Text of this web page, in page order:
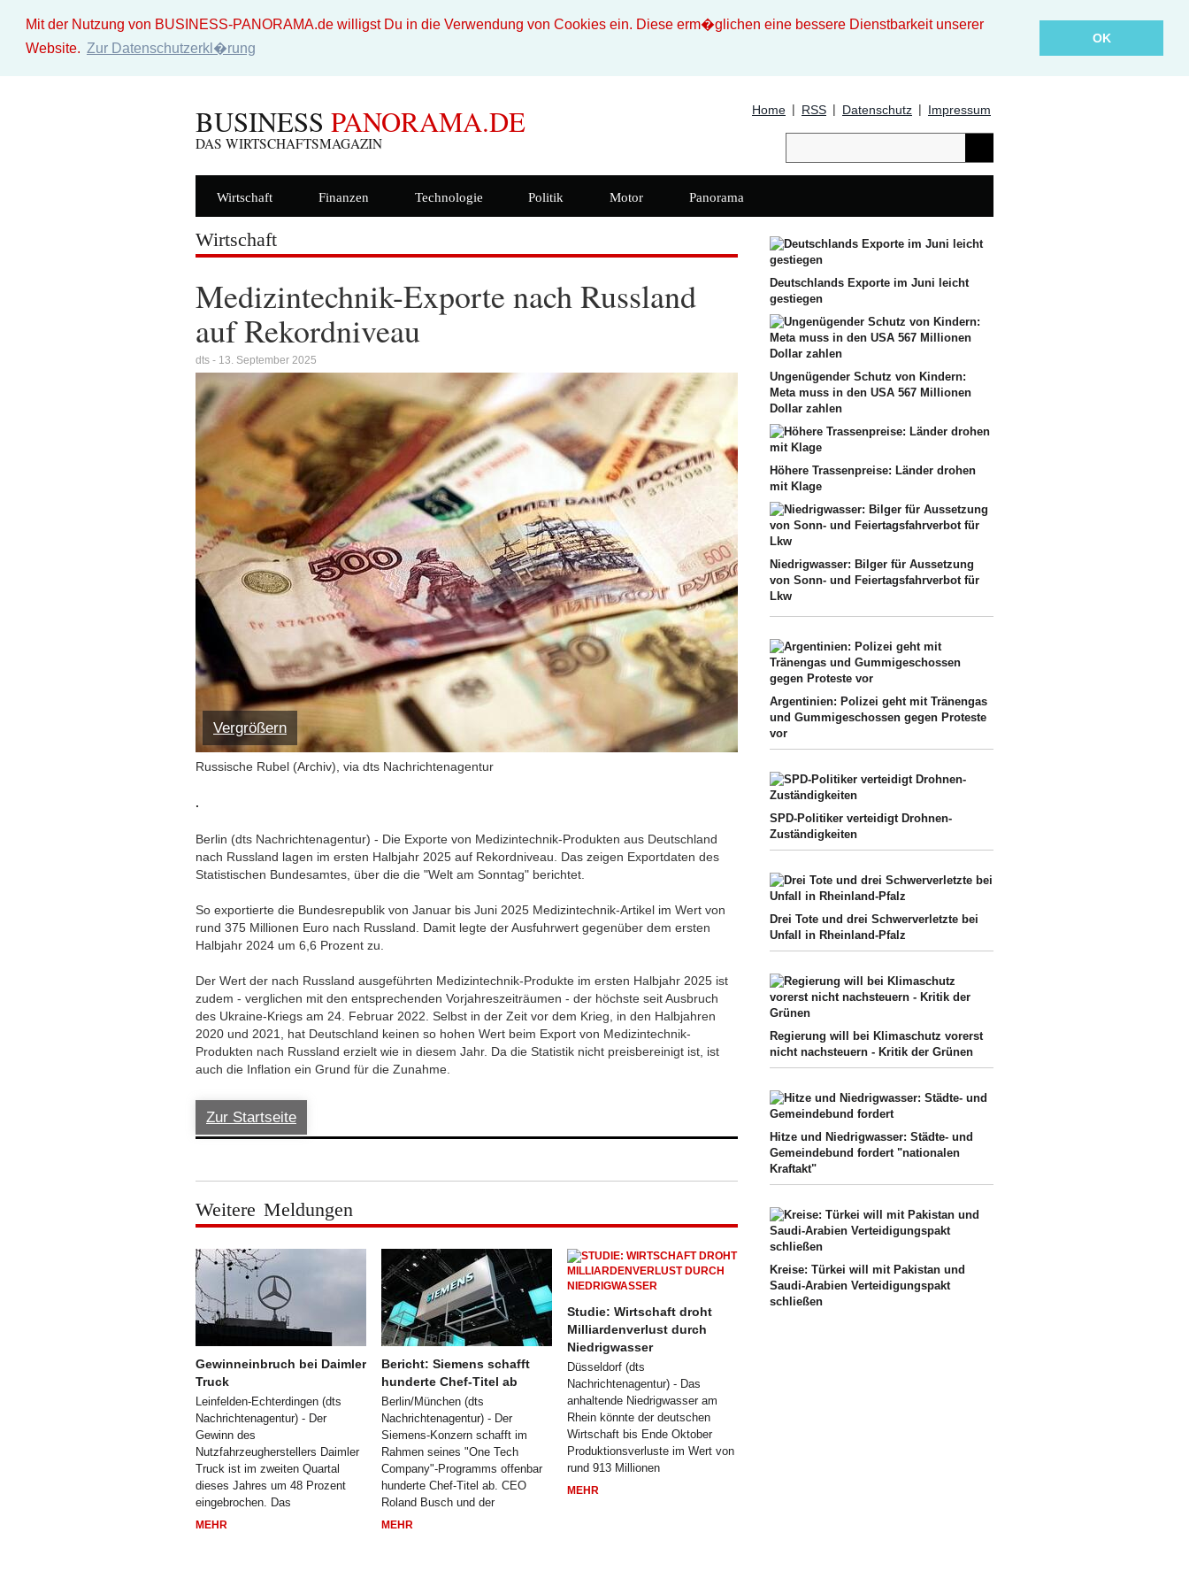
Mit der Nutzung von BUSINESS-PANORAMA.de willigst Du in die Verwendung von Cookies ein. Diese erm�glichen eine bessere Dienstbarkeit unserer
Website. Zur Datenschutzerkl�rung
OK
BUSINESS PANORAMA.DE
DAS WIRTSCHAFTSMAGAZIN
Home | RSS | Datenschutz | Impressum
Wirtschaft Finanzen Technologie Politik Motor Panorama
Wirtschaft
Medizintechnik-Exporte nach Russland
auf Rekordniveau
dts - 13. September 2025
Vergrößern
Russische Rubel (Archiv), via dts Nachrichtenagentur
.
Berlin (dts Nachrichtenagentur) - Die Exporte von Medizintechnik-Produkten aus Deutschland
nach Russland lagen im ersten Halbjahr 2025 auf Rekordniveau. Das zeigen Exportdaten des
Statistischen Bundesamtes, über die die "Welt am Sonntag" berichtet.
So exportierte die Bundesrepublik von Januar bis Juni 2025 Medizintechnik-Artikel im Wert von
rund 375 Millionen Euro nach Russland. Damit legte der Ausfuhrwert gegenüber dem ersten
Halbjahr 2024 um 6,6 Prozent zu.
Der Wert der nach Russland ausgeführten Medizintechnik-Produkte im ersten Halbjahr 2025 ist
zudem - verglichen mit den entsprechenden Vorjahreszeiträumen - der höchste seit Ausbruch
des Ukraine-Kriegs am 24. Februar 2022. Selbst in der Zeit vor dem Krieg, in den Halbjahren
2020 und 2021, hat Deutschland keinen so hohen Wert beim Export von Medizintechnik-
Produkten nach Russland erzielt wie in diesem Jahr. Da die Statistik nicht preisbereinigt ist, ist
auch die Inflation ein Grund für die Zunahme.
Zur Startseite
Weitere Meldungen
Gewinneinbruch bei Daimler
Truck
Leinfelden-Echterdingen (dts
Nachrichtenagentur) - Der
Gewinn des
Nutzfahrzeugherstellers Daimler
Truck ist im zweiten Quartal
dieses Jahres um 48 Prozent
eingebrochen. Das
MEHR
Bericht: Siemens schafft
hunderte Chef-Titel ab
Berlin/München (dts
Nachrichtenagentur) - Der
Siemens-Konzern schafft im
Rahmen seines "One Tech
Company"-Programms offenbar
hunderte Chef-Titel ab. CEO
Roland Busch und der
MEHR
Studie: Wirtschaft droht
Milliardenverlust durch
Niedrigwasser
Düsseldorf (dts
Nachrichtenagentur) - Das
anhaltende Niedrigwasser am
Rhein könnte der deutschen
Wirtschaft bis Ende Oktober
Produktionsverluste im Wert von
rund 913 Millionen
MEHR
Deutschlands Exporte im Juni leicht
gestiegen
Ungenügender Schutz von Kindern:
Meta muss in den USA 567 Millionen
Dollar zahlen
Höhere Trassenpreise: Länder drohen
mit Klage
Niedrigwasser: Bilger für Aussetzung
von Sonn- und Feiertagsfahrverbot für
Lkw
Argentinien: Polizei geht mit Tränengas
und Gummigeschossen gegen Proteste
vor
SPD-Politiker verteidigt Drohnen-
Zuständigkeiten
Drei Tote und drei Schwerverletzte bei
Unfall in Rheinland-Pfalz
Regierung will bei Klimaschutz vorerst
nicht nachsteuern - Kritik der Grünen
Hitze und Niedrigwasser: Städte- und
Gemeindebund fordert "nationalen
Kraftakt"
Kreise: Türkei will mit Pakistan und
Saudi-Arabien Verteidigungspakt
schließen